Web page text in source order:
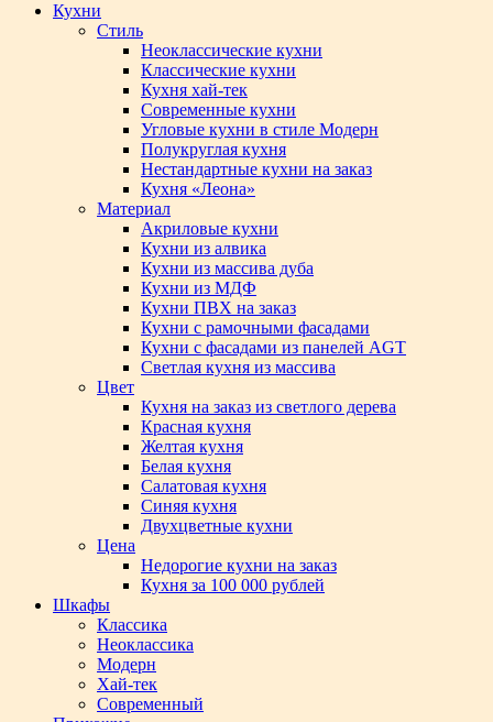
Кухни
Стиль
Неоклассические кухни
Классические кухни
Кухня хай-тек
Современные кухни
Угловые кухни в стиле Модерн
Полукруглая кухня
Нестандартные кухни на заказ
Кухня «Леона»
Материал
Акриловые кухни
Кухни из алвика
Кухни из массива дуба
Кухни из МДФ
Кухни ПВХ на заказ
Кухни с рамочными фасадами
Кухни с фасадами из панелей AGT
Светлая кухня из массива
Цвет
Кухня на заказ из светлого дерева
Красная кухня
Желтая кухня
Белая кухня
Салатовая кухня
Синяя кухня
Двухцветные кухни
Цена
Недорогие кухни на заказ
Кухня за 100 000 рублей
Шкафы
Классика
Неоклассика
Модерн
Хай-тек
Современный